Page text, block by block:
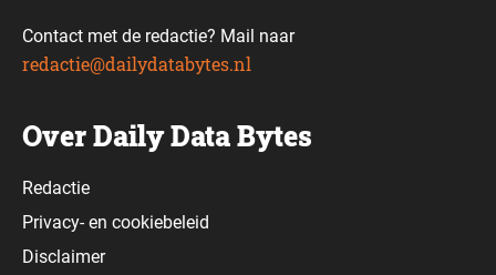
Contact met de redactie? Mail naar
redactie@dailydatabytes.nl
Over Daily Data Bytes
Redactie
Privacy-en cookiebeleid
Disclaimer